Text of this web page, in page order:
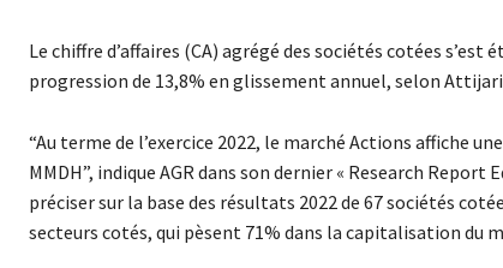
Le chiffre d’affaires (CA) agrégé des sociétés cotées
progression de 13,8% en glissement annuel, selon Attijari
“Au terme de l’exercice 2022, le marché Actions affiche
MMDH”, indique AGR dans son dernier « Research
préciser sur la base des résultats 2022 de 67 sociétés
secteurs cotés, qui pèsent 71% dans la capitalisation du